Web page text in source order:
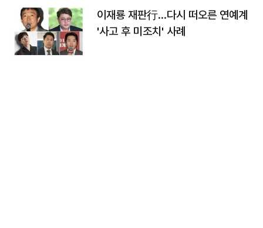
이재룡 재판行…다시 떠오른 연예계
'사고 후 미조치' 사례